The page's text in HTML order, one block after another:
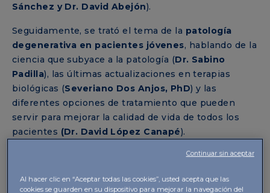
Sánchez y Dr. David Abejón).
Seguidamente, se trató el tema de la patología
degenerativa en pacientes jóvenes, hablando de la
ciencia que subyace a la patología (Dr. Sabino
Padilla), las últimas actualizaciones en terapias
biológicas (Severiano Dos Anjos, PhD) y las
diferentes opciones de tratamiento que pueden
servir para mejorar la calidad de vida de todos los
pacientes (Dr. David López Canapé).
, el director de
de lainnovación en el desarrollo de complejos
Al hacer clic en “Aceptar todas las cookies”, usted acepta que las
cookies se guarden en su dispositivo para mejorar la navegación del
Continuar sin aceptar